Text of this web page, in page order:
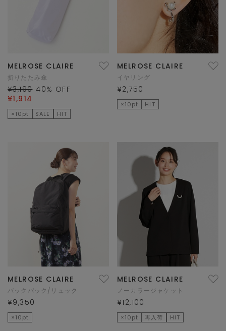
MELROSE CLAIRE
折りたたみ傘
¥3,190 40% OFF
¥1,914
×10pt SALE HIT
MELROSE CLAIRE
イヤリング
¥2,750
×10pt HIT
MELROSE CLAIRE
バックパック/リュック
¥9,350
×10pt
MELROSE CLAIRE
ノーカラージャケット
¥12,100
×10pt 再入荷 HIT